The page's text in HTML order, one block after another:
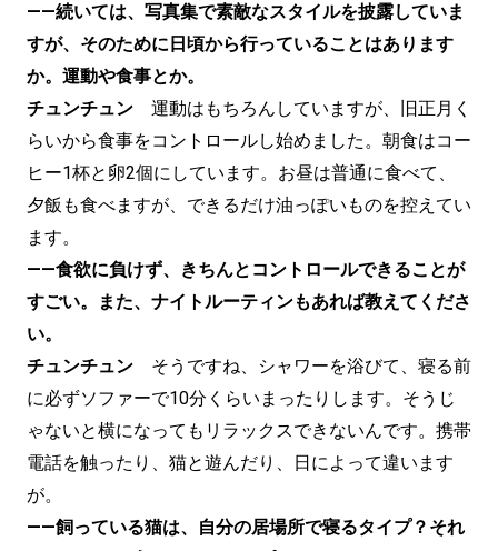
——続いては、写真集で素敵なスタイルを披露していま
すが、そのために日頃から行っていることはあります
か。運動や食事とか。
チュンチュン 運動はもちろんしていますが、旧正月く
らいから食事をコントロールし始めました。朝食はコー
ヒー1杯と卵2個にしています。お昼は普通に食べて、
夕飯も食べますが、できるだけ油っぽいものを控えてい
ます。
——食欲に負けず、きちんとコントロールできることが
すごい。また、ナイトルーティンもあれば教えてくださ
い。
チュンチュン そうですね、シャワーを浴びて、寝る前
に必ずソファーで10分くらいまったりします。そうじ
ゃないと横になってもリラックスできないんです。携帯
電話を触ったり、猫と遊んだり、日によって違います
が。
——飼っている猫は、自分の居場所で寝るタイプ？それ